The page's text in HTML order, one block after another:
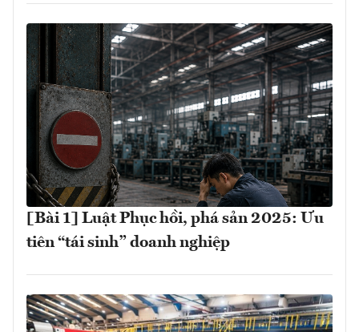
[Bài 1] Luật Phục hồi, phá sản 2025: Ưu
tiên “tái sinh” doanh nghiệp